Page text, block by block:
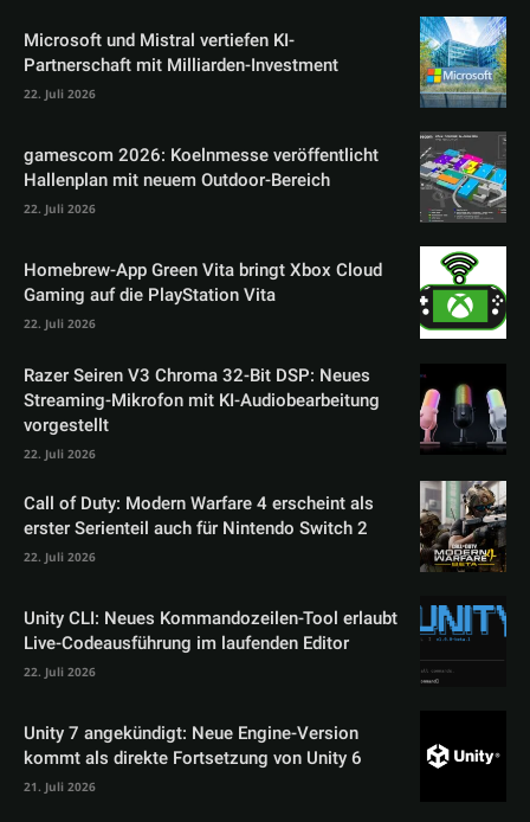
Microsoft und Mistral vertiefen KI-
Partnerschaft mit Milliarden-Investment
22. Juli 2026
gamescom 2026: Koelnmesse veröffentlicht
Hallenplan mit neuem Outdoor-Bereich
22. Juli 2026
Homebrew-App Green Vita bringt Xbox Cloud
Gaming auf die PlayStation Vita
22. Juli 2026
Razer Seiren V3 Chroma 32-Bit DSP: Neues
Streaming-Mikrofon mit KI-Audiobearbeitung
vorgestellt
22. Juli 2026
Call of Duty: Modern Warfare 4 erscheint als
erster Serienteil auch für Nintendo Switch 2
22. Juli 2026
Unity CLI: Neues Kommandozeilen-Tool erlaubt
Live-Codeausführung im laufenden Editor
22. Juli 2026
Unity 7 angekündigt: Neue Engine-Version
kommt als direkte Fortsetzung von Unity 6
21. Juli 2026